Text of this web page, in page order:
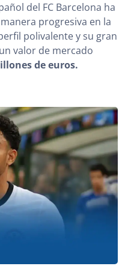
del FC Barcelona ha
progresiva en la
polivalente y su gran
valor de mercado
de euros.